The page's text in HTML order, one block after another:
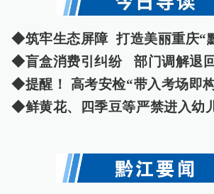
◆筑牢生态屏障 打造美丽重庆“
◆盲盒消费引纠纷 部门调解退
◆提醒！ 高考安检“带入考场即
◆鲜黄花、四季豆等严禁进入幼